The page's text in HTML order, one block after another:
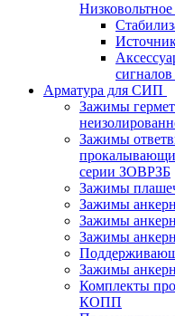
сигналов
Арматура для СИП
Зажимы
Зажимы
серии ЗОВРЗБ
Зажимы
Зажимы
Зажимы
Зажимы
Зажимы
Комплекты
КОПП